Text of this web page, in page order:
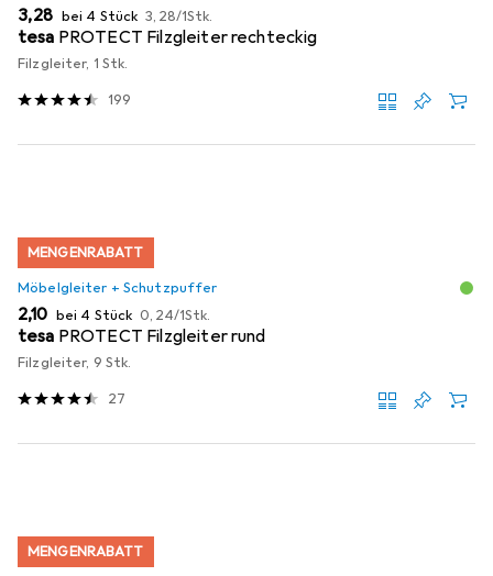
EUR
3,28 bei 4 Stück EUR
3,28/1Stk.
tesa PROTECT Filzgleiter rechteckig
Filzgleiter, 1 Stk.
199
MENGENRABATT
Möbelgleiter + Schutzpuffer
EUR
2,10 bei 4 Stück EUR
0,24/1Stk.
tesa PROTECT Filzgleiter rund
Filzgleiter, 9 Stk.
27
MENGENRABATT